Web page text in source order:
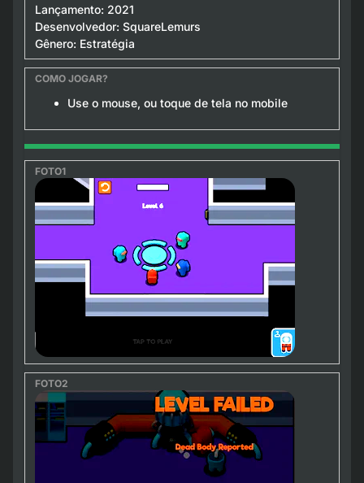
Lançamento: 2021
Desenvolvedor: SquareLemurs
Gênero: Estratégia
Use o mouse, ou toque de tela no mobile